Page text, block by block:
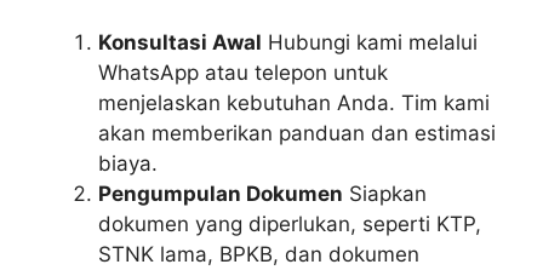
Konsultasi Awal Hubungi kami melalui
WhatsApp atau telepon untuk
menjelaskan kebutuhan Anda. Tim kami
akan memberikan panduan dan estimasi
biaya.
Pengumpulan Dokumen Siapkan
dokumen yang diperlukan, seperti KTP,
STNK lama, BPKB, dan dokumen